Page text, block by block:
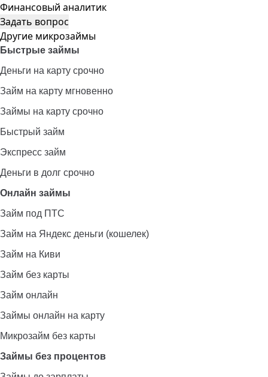
Финансовый аналитик
Задать вопрос
Другие микрозаймы
Быстрые займы
Деньги на карту срочно
Займ на карту мгновенно
Займы на карту срочно
Быстрый займ
Экспресс займ
Деньги в долг срочно
Онлайн займы
Займ под ПТС
Займ на Яндекс деньги (кошелек)
Займ на Киви
Займ без карты
Займ онлайн
Займы онлайн на карту
Микрозайм без карты
Займы без процентов